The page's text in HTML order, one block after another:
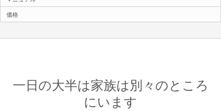
価格
一日の大半は家族は別々のところ
にいます